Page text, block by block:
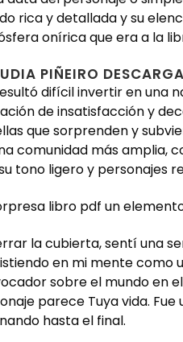
rica y detallada y su
onírica que era a la
PIÑEIRO
difícil invertir en una
de insatisfacción y
que sorprenden y
comunidad más amplia,
tono ligero y personajes
libro pdf un
la cubierta, sentí una
en mi mente como
sobre el mundo en
parece Tuya vida.
hasta el final.